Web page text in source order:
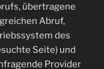
übertragene
Abruf,
des
Seite) und
Provider